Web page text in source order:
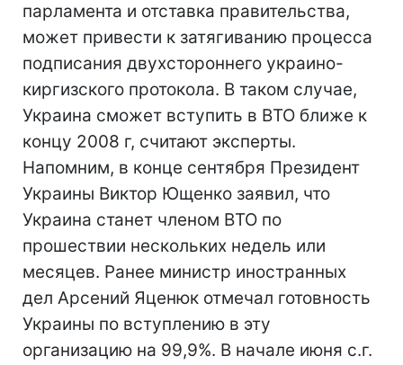
парламента и отставка правительства,
может привести к затягиванию процесса
подписания двухстороннего украино-
киргизского протокола. В таком случае,
Украина сможет вступить в ВТО ближе к
концу 2008 г, считают эксперты.
Напомним, в конце сентября Президент
Украины Виктор Ющенко заявил, что
Украина станет членом ВТО по
прошествии нескольких недель или
месяцев. Ранее министр иностранных
дел Арсений Яценюк отмечал готовность
Украины по вступлению в эту
организацию на 99,9%. В начале июня с.г.